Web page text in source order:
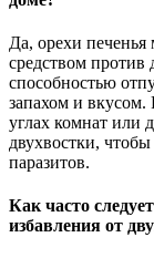
Да, орехи
средством против
способностью
запахом и вкусом.
углах комнат или
двухвостки,
паразитов.
Как часто
избавления от